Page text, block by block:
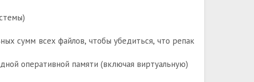
сумм всех файлов, чтобы убедиться, что репак
оперативной памяти (включая виртуальную)